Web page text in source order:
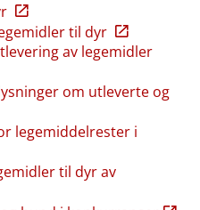
til dyr
av legemidler
om utleverte og
legemiddelrester i
til dyr av